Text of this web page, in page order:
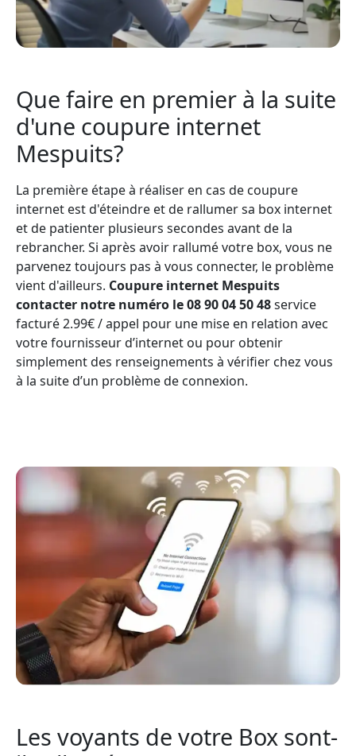
Que faire en premier à la suite
d'une coupure internet
Mespuits?
La première étape à réaliser en cas de coupure
internet est d'éteindre et de rallumer sa box internet
et de patienter plusieurs secondes avant de la
rebrancher. Si après avoir rallumé votre box, vous ne
parvenez toujours pas à vous connecter, le problème
vient d'ailleurs. Coupure internet Mespuits
contacter notre numéro le 08 90 04 50 48service
facturé 2.99€ / appel pour une mise en relation avec
votre fournisseur d’internet ou pour obtenir
simplement des renseignements à vérifier chez vous
à la suite d’un problème de connexion.
Les voyants de votre Box sont-